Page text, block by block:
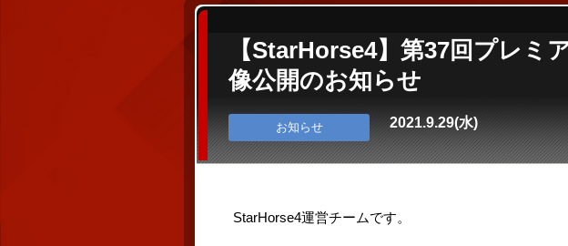
【StarHorse4】第37回プレミ
像公開のお知らせ
お知らせ 2021.9.29(水)
StarHorse4運営チームです。